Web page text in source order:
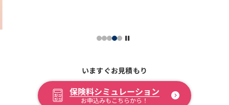
いますぐお見積もり
保険料シミュレーション
お申込みもこちらから！